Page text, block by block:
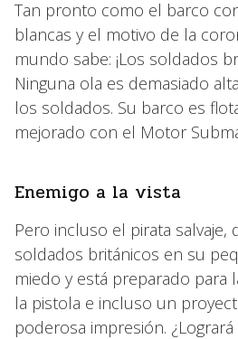
Tan pronto como el barco
blancas y el motivo de la
mundo sabe: ¡Los soldados
Ninguna ola es demasiado
los soldados. Su barco es
mejorado con el Motor
Enemigo a la vista
Pero incluso el pirata salvaje,
soldados británicos en su
miedo y está preparado para
la pistola e incluso un
poderosa impresión.